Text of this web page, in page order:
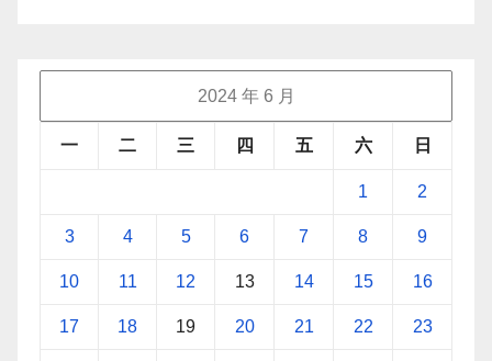
2024 年 6 月
一 二 三 四 五 六 日
1 2
3 4 5 6 7 8 9
10 11 12 13 14 15 16
17 18 19 20 21 22 23